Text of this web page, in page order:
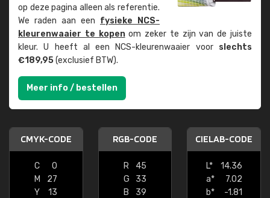
op deze pagina alleen als referentie.
We raden aan een fysieke NCS-
kleuren­waaier te kopenom zeker te zijn van de juiste
kleur. U heeft al een NCS-kleuren­waaier voor slechts
€189,95(exclusief BTW).
Meer info / bestellen
CMYK-CODE
C
0
M
27
Y
13
RGB-CODE
R
45
G
33
B
39
CIELAB-CODE
L*
14.36
a*
7.02
b*
-1.81